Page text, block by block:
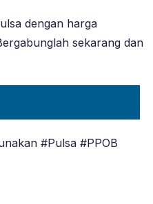
dengan harga
sekarang dan
#Pulsa #PPOB